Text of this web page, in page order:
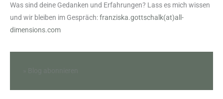
Was sind deine Gedanken und Erfahrungen? Lass es mich wissen
und wir bleiben im Gespräch:franziska.gottschalk(at)all-
dimensions.com